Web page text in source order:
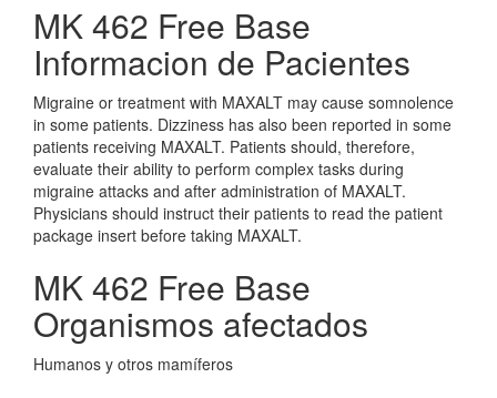
MK 462 Free Base
Informacion de Pacientes
Migraine or treatment with MAXALT may cause somnolence
in some patients. Dizziness has also been reported in some
patients receiving MAXALT. Patients should, therefore,
evaluate their ability to perform complex tasks during
migraine attacks and after administration of MAXALT.
Physicians should instruct their patients to read the patient
package insert before taking MAXALT.
MK 462 Free Base
Organismos afectados
Humanos y otros mamíferos